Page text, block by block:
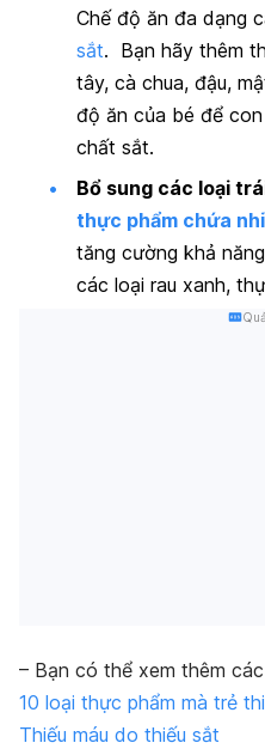
Chế độ ăn đa dạng
sắt. Bạn hãy thêm
tây, cà chua, đậu,
độ ăn của bé để
chất sắt.
Bổ sung các loại
thực phẩm chứa
tăng cường khả
các loại rau xanh,
– Bạn có thể xem thêm
10 loại thực phẩm mà trẻ
Thiếu máu do thiếu sắt